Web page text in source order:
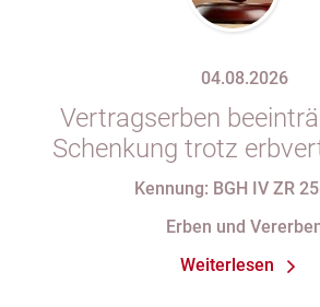
04.08.2026
Vertragserben
Schenkung trotz
Kennung: BGH IV ZR
Erben und
Weiterlesen